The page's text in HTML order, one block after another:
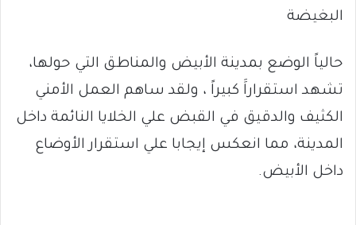
البغيضة
حالياً الوضع بمدينة الأبيض والمناطق التي حولها،
تشهد استقراراََ كبيراً ، ولقد ساهم العمل الأمني
الكثيف والدقيق في القبض علي الخلايا النائمة داخل
المدينة، مما انعكس إيجابا علي استقرار الأوضاع
داخل الأبيض.